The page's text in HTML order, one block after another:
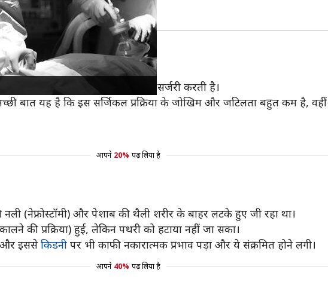
रोबोटिक उपकरणों का उपयोग करके सर्जरी करती है।
बात यह है कि इस सर्जिकल प्रक्रिया के जोखिम और जटिलता बहुत कम है, वहीं
आपने 20% पढ़ लिया है
(नेफ्रोस्टॉमी) और पेशाब की थैली शरीर के बाहर लटके हुए जी रहा था।
की प्रक्रिया) हुई, लेकिन पथरी को हटाया नहीं जा सका।
और इससेकिडनी पर भी काफी नकारात्मक प्रभाव पड़ा और ये संक्रमित होने लगी।
आपने 40% पढ़ लिया है